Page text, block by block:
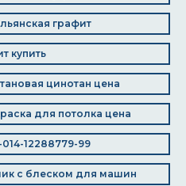
графит
купить
цинотан цена
для потолка цена
12288779-99
с блеском для машин